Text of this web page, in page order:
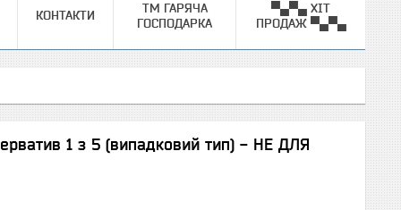
КОНТАКТИ
ТМ ГАРЯЧА
ГОСПОДАРКА
▀▄▀▄ ХІТ
ПРОДАЖ ▀▄▀▄
1 з 5 (випадковий тип) - НЕ ДЛЯ